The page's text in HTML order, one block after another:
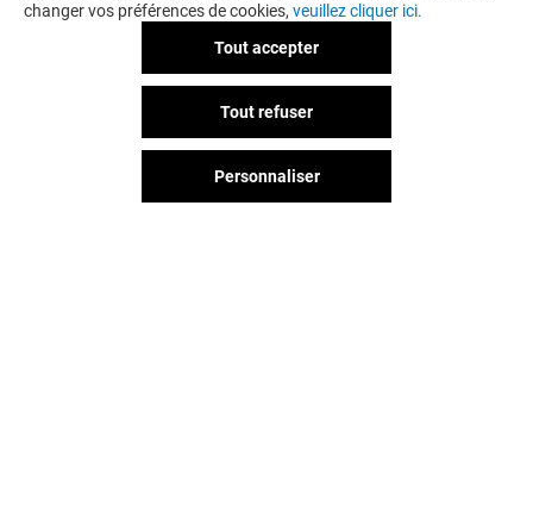
OPTICAL CENTER
changer vos préférences de cookies, veuillez cliquer ici.
Tout accepter
Tout refuser
Personnaliser